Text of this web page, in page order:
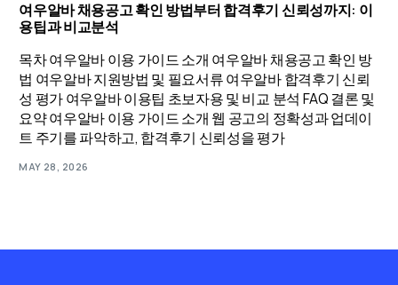
여우알바 채용공고 확인 방법부터 합격후기 신뢰성까지: 이
용팁과 비교분석
목차 여우알바 이용 가이드 소개 여우알바 채용공고 확인 방
법 여우알바 지원방법 및 필요서류 여우알바 합격후기 신뢰
성 평가 여우알바 이용팁 초보자용 및 비교 분석 FAQ 결론 및
요약 여우알바 이용 가이드 소개 웹 공고의 정확성과 업데이
트 주기를 파악하고, 합격후기 신뢰성을 평가
MAY 28, 2026